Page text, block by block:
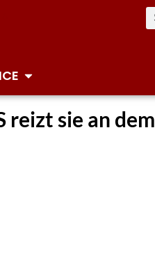
reizt sie an dem